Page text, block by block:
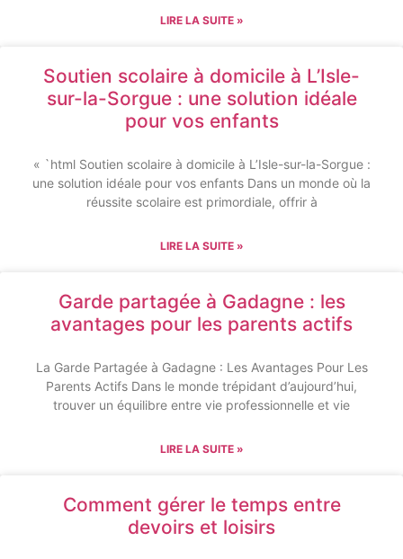
LIRE LA SUITE »
Soutien scolaire à domicile à L’Isle-
sur-la-Sorgue : une solution idéale
pour vos enfants
« `html Soutien scolaire à domicile à L’Isle-sur-la-Sorgue :
une solution idéale pour vos enfants Dans un monde où la
réussite scolaire est primordiale, offrir à
LIRE LA SUITE »
Garde partagée à Gadagne : les
avantages pour les parents actifs
La Garde Partagée à Gadagne : Les Avantages Pour Les
Parents Actifs Dans le monde trépidant d’aujourd’hui,
trouver un équilibre entre vie professionnelle et vie
LIRE LA SUITE »
Comment gérer le temps entre
devoirs et loisirs